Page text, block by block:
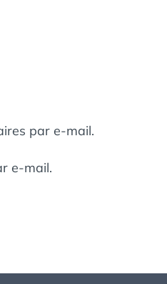
par e-mail.
e-mail.